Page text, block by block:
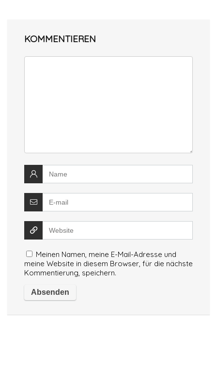
KOMMENTIEREN
Meinen Namen, meine E-Mail-Adresse und
meine Website in diesem Browser, für die nächste
Kommentierung, speichern.